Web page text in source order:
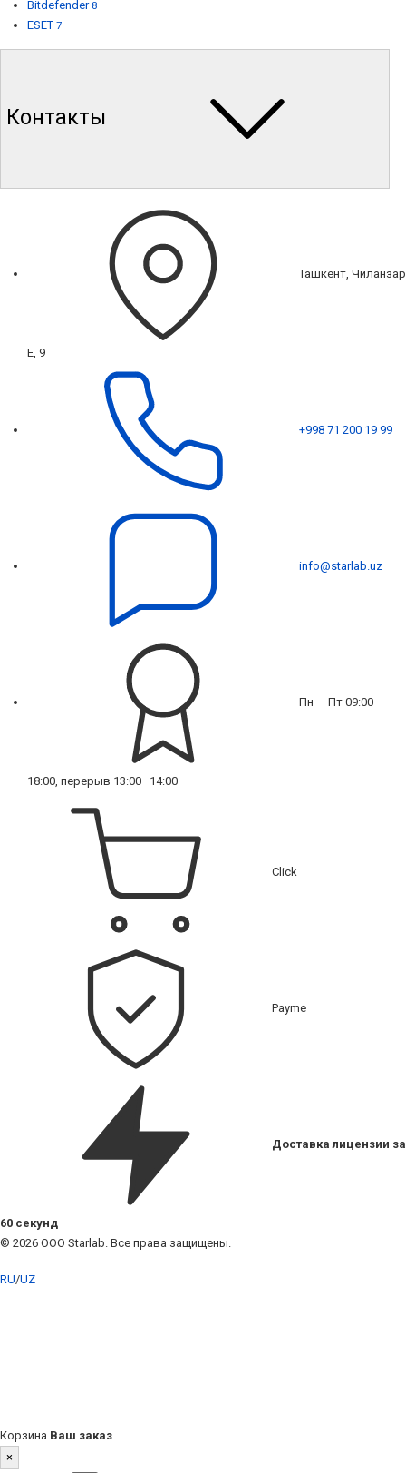
Bitdefender 8
ESET 7
Контакты
Ташкент, Чиланзар
Е, 9
+998 71 200 19 99
info@starlab.uz
Пн — Пт 09:00–
18:00, перерыв 13:00–14:00
Click
Payme
Доставка лицензии за
60 секунд
© 2026 ООО Starlab. Все права защищены.
RU/UZ
Корзина Ваш заказ
×